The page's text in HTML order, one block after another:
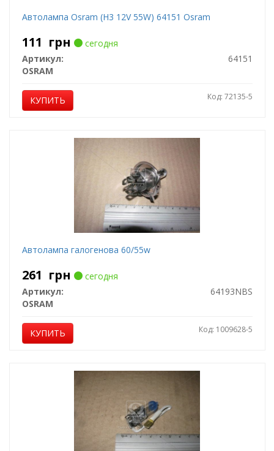
Автолампа Osram (H3 12V 55W) 64151 Osram
111 грн
сегодня
Артикул:
64151
OSRAM
КУПИТЬ Код: 72135-5
Автолампа галогенова 60/55w
261 грн
сегодня
Артикул:
64193NBS
OSRAM
КУПИТЬ Код: 1009628-5